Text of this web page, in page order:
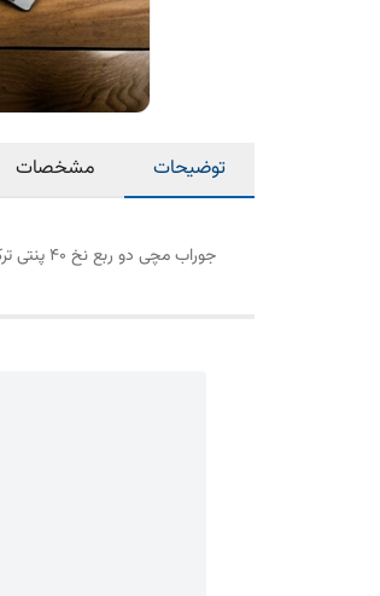
توضیحات مشخصات
جوراب مچی دو ربع نخ ۴۰ پنتی ترک بین ضخیم و نازک می باشد . پنتی اصلی پنتی ترکیه می باشد